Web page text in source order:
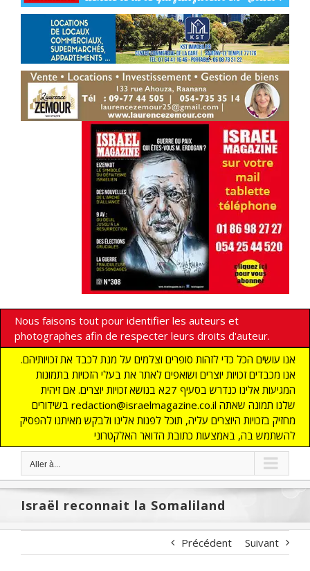
Nous faisons tout pour identifier les auteurs et
photographes afin de respecter leurs droits d'auteur.
אנו עושים הכל כדי לזהות סופרים וצלמים על מנת לכבד את זכויותיהם.
אנו מכבדים זכויות יוצרים ושואפים לאתר את בעלי הזכויות בתמונות
המגיעות אלינו כנדרש בסעיף 27א בנושא זכויות יוצרים. אם זיהית
בשידורים redaction@israelmagazine.co.il שלנו תמונה שאתה
מחזיק בזכויות היוצרים עליה, תוכל לפנות אלינו ולבקש מאיתנו להפסיק
להשתמש בה, באמצעות כתובת הדואר האלקטרוני
Aller à...
Israël reconnait la Somaliland
Précédent Suivant